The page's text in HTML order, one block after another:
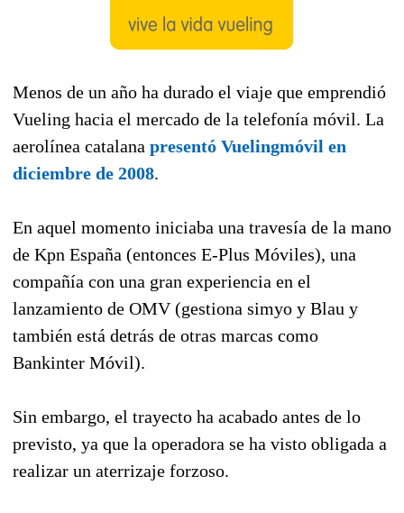
Menos de un año ha durado el viaje que emprendió
Vueling hacia el mercado de la telefonía móvil. La
aerolínea catalana presentó Vuelingmóvil en
diciembre de 2008.
En aquel momento iniciaba una travesía de la mano
de Kpn España (entonces E-Plus Móviles), una
compañía con una gran experiencia en el
lanzamiento de OMV (gestiona simyo y Blau y
también está detrás de otras marcas como
Bankinter Móvil).
Sin embargo, el trayecto ha acabado antes de lo
previsto, ya que la operadora se ha visto obligada a
realizar un aterrizaje forzoso.